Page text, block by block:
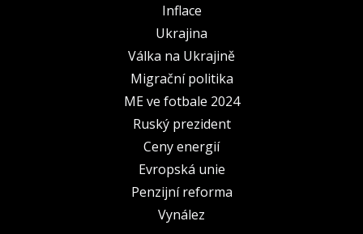
Inflace
Ukrajina
Válka na Ukrajině
Migrační politika
ME ve fotbale 2024
Ruský prezident
Ceny energií
Evropská unie
Penzijní reforma
Vynález